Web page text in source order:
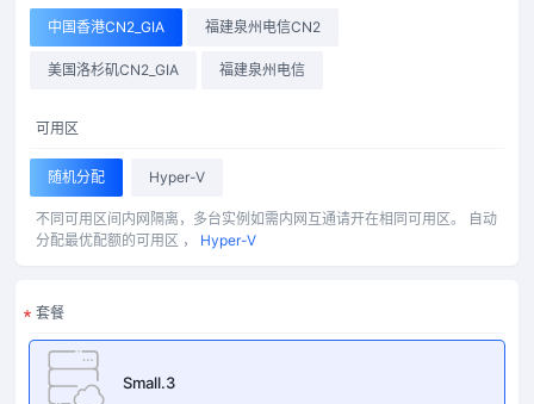
中国香港CN2_GIA 福建泉州电信CN2
美国洛杉矶CN2_GIA 福建泉州电信
可用区
随机分配 Hyper-V
不同可用区间内网隔离，多台实例如需内网互通请开在相同可用区。
自动
分配最优配额的可用区 ， Hyper-V
套餐
Small.3